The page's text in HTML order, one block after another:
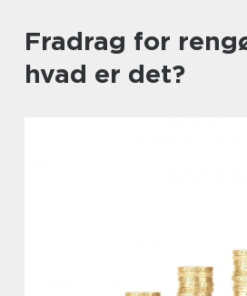
Fradrag for
hvad er det?